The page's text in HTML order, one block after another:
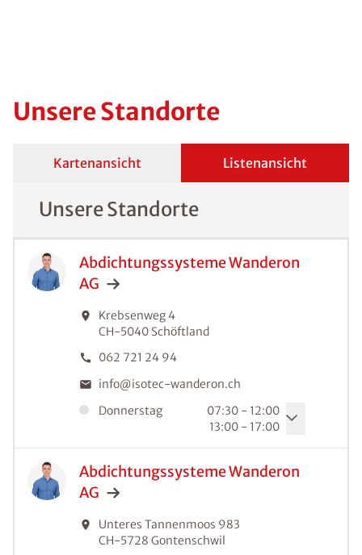
Unsere Standorte
Kartenansicht Listenansicht
Unsere Standorte
Abdichtungssysteme Wanderon
AG
Krebsenweg 4
CH-5040 Schöftland
062 721 24 94
info@isotec-wanderon.ch
Donnerstag
07:30 - 12:00
13:00 - 17:00
Abdichtungssysteme Wanderon
AG
Unteres Tannenmoos 983
CH-5728 Gontenschwil